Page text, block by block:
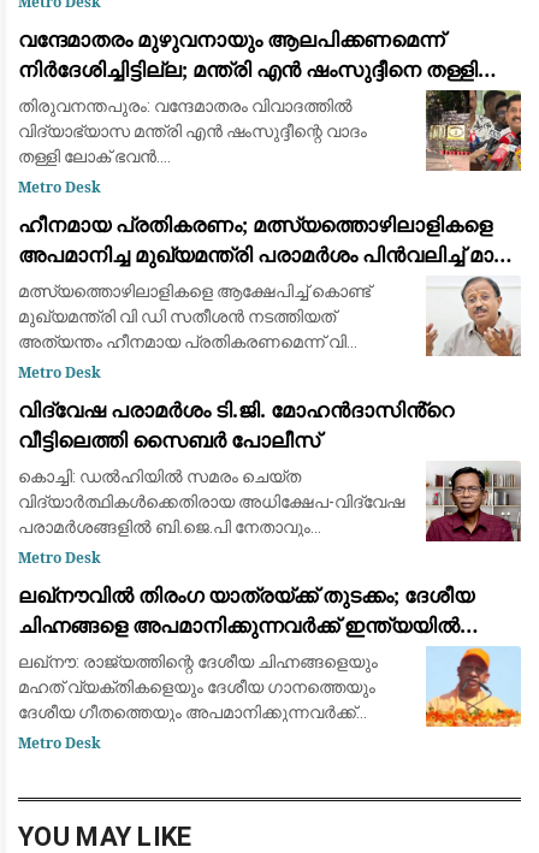
ബി.ജെ.പി പ്രൊഫഷണൽ
വന്ദേമാതരം മുഴുവനായും ആലപിക്കണമെന്ന്
നിര്‍ദേശിച്ചിട്ടില്ല; മന്ത്രി എന്‍ ഷംസുദ്ദീനെ തള്ളി
ലോക് ഭവന്‍
തിരുവനന്തപുരം: വന്ദേമാതരം വിവാദത്തില്‍
വിദ്യാഭ്യാസ മന്ത്രി എന്‍ ഷംസുദ്ദീന്റെ വാദം
തള്ളി ലോക് ഭവന്‍.
സ്വാതന്ത്ര്യദിനാഘോഷത്തില്‍ വന്ദേമാതരം
സെക്രട്ടറിക്ക് നല്‍കി
Metro Desk
ഹീനമായ പ്രതികരണം; മത്സ്യത്തൊഴിലാളികളെ
അപമാനിച്ച മുഖ്യമന്ത്രി പരാമർശം പിൻവലിച്ച് മാപ്പ്
പറയണം: വി. മുരളീധരൻ
മത്സ്യത്തൊഴിലാളികളെ ആക്ഷേപിച്ച് കൊണ്ട്
മുഖ്യമന്ത്രി വി ഡി സതീശന്‍ നടത്തിയത്
അത്യന്തം ഹീനമായ പ്രതികരണമെന്ന് വി
മുരളീധരന്‍ എംഎല്‍എ. മുഖ്യമന്ത്രി നടത്തിയ
അദ്ദേഹ
Metro Desk
വിദ്വേഷ പരാമർശം ടി.ജി. മോഹൻദാസിൻ്റെ
വീട്ടിലെത്തി സൈബർ പോലീസ്
കൊച്ചി: ഡൽഹിയിൽ സമരം ചെയ്ത
വിദ്യാർത്ഥികൾക്കെതിരായ അധിക്ഷേപ-വിദ്വേഷ
പരാമർശങ്ങളിൽ ബി.ജെ.പി നേതാവും
ആർ.എസ്.എസ് അനുകൂലിയുമായ ടി.ജി.
സംഘം വീട്ടിലെത്തി. തിരുവനന്തപുരം സി
Metro Desk
ലഖ്‌നൗവിൽ തിരംഗ യാത്രയ്ക്ക് തുടക്കം; ദേശീയ
ചിഹ്നങ്ങളെ അപമാനിക്കുന്നവർക്ക് ഇന്ത്യയിൽ
ജീവിക്കാൻ അർഹതയില്ലെന്ന് യോഗി ആദിത്യനാഥ്
ലഖ്‌നൗ: രാജ്യത്തിന്റെ ദേശീയ ചിഹ്നങ്ങളെയും
മഹത് വ്യക്തികളെയും ദേശീയ ഗാനത്തെയും
ദേശീയ ഗീതത്തെയും അപമാനിക്കുന്നവർക്ക്
ഇന്ത്യയിൽ ജീവിക്കാൻ അനുവാദം
Metro Desk
YOU MAY LIKE